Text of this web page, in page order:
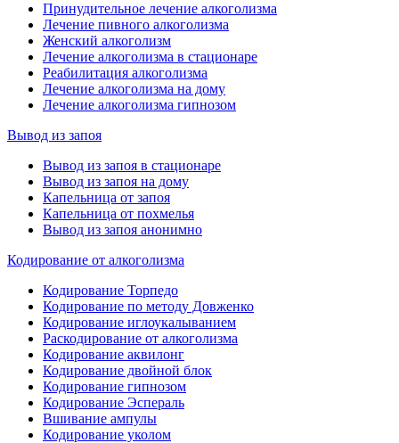
Принудительное лечение алкоголизма
Лечение пивного алкоголизма
Женский алкоголизм
Лечение алкоголизма в стационаре
Реабилитация алкоголизма
Лечение алкоголизма на дому
Лечение алкоголизма гипнозом
Вывод из запоя
Вывод из запоя в стационаре
Вывод из запоя на дому
Капельница от запоя
Капельница от похмелья
Вывод из запоя анонимно
Кодирование от алкоголизма
Кодирование Торпедо
Кодирование по методу Довженко
Кодирование иглоукалыванием
Раскодирование от алкоголизма
Кодирование аквилонг
Кодирование двойной блок
Кодирование гипнозом
Кодирование Эспераль
Вшивание ампулы
Кодирование уколом